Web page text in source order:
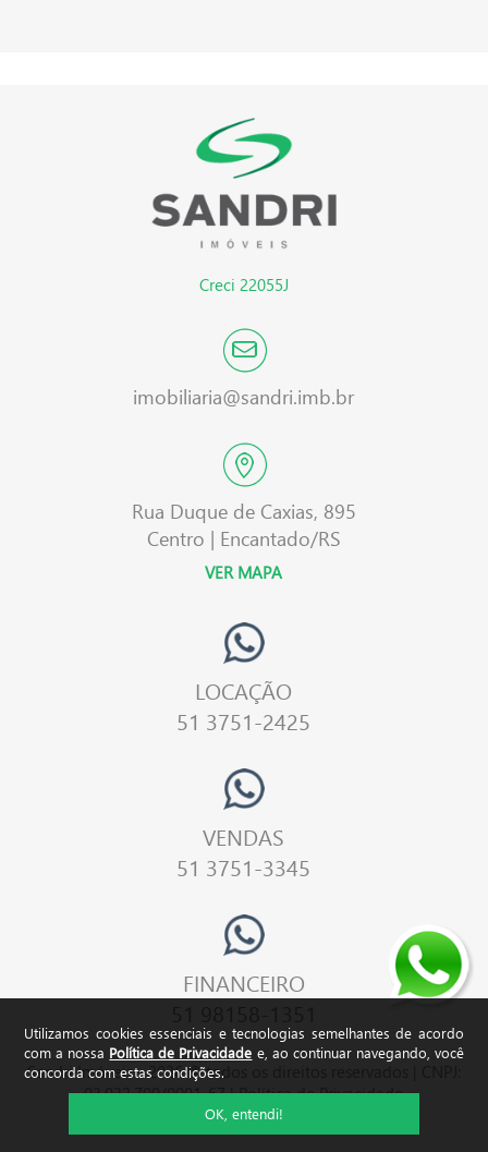
Utilizamos cookies essenciais e tecnologias semelhantes de acordo
com a nossa Política de Privacidade e, ao continuar navegando, você
concorda com estas condições.
OK, entendi!
Creci 22055J
imobiliaria@sandri.imb.br
Rua Duque de Caxias, 895
Centro | Encantado/RS
VER MAPA
LOCAÇÃO
51 3751-2425
VENDAS
51 3751-3345
FINANCEIRO
Sandri Imóveis - 2026 © todos os direitos reservados | CNPJ:
03.032.709/0001-67 |Política de Privacidade
by IdeiaCom